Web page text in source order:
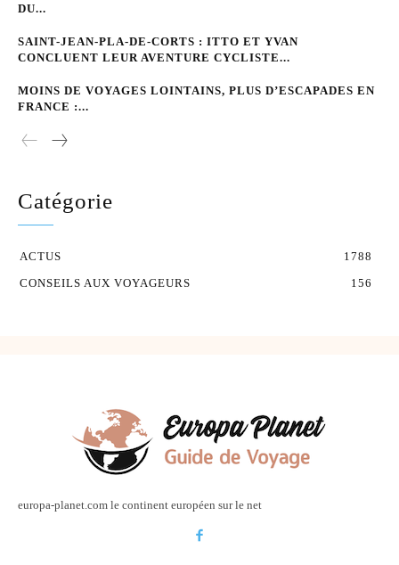
DU...
SAINT-JEAN-PLA-DE-CORTS : ITTO ET YVAN
CONCLUENT LEUR AVENTURE CYCLISTE...
MOINS DE VOYAGES LOINTAINS, PLUS D’ESCAPADES EN
FRANCE :...
Catégorie
ACTUS
1788
CONSEILS AUX VOYAGEURS
156
europa-planet.com le continent européen sur le net